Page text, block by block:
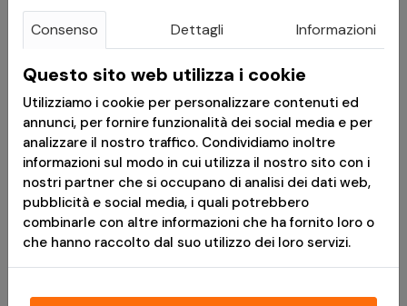
€ 8,71
€ 10,89
T-Shirt - Navy - Brandit
Consegna in 24h
€ 11,92
€ 14,90
Cintura Tattica Komvos
1.50'' Midnight Blue -
Pentagon
Disponibile
Consenso Dettagli Informazioni
Questo sito web utilizza i cookie
Utilizziamo i cookie per personalizzare contenuti ed
annunci, per fornire funzionalità dei social media e per
analizzare il nostro traffico. Condividiamo inoltre
informazioni sul modo in cui utilizza il nostro sito con i
nostri partner che si occupano di analisi dei dati web,
pubblicità e social media, i quali potrebbero
combinarle con altre informazioni che ha fornito loro o
che hanno raccolto dal suo utilizzo dei loro servizi.